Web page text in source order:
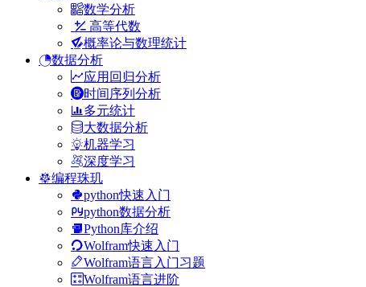
数学分析
高等代数
概率论与数理统计
数据分析
应用回归分析
时间序列分析
多元统计
大数据分析
机器学习
深度学习
编程珠玑
python快速入门
python数据分析
Python库介绍
Wolfram快速入门
Wolfram语言入门习题
Wolfram语言进阶